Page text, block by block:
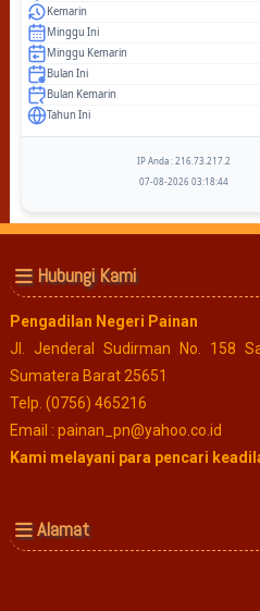
Kemarin
Minggu Ini
Minggu Kemarin
Bulan Ini
Bulan Kemarin
Tahun Ini
IP Anda : 216.73.217.2
07-08-2026 03:18:44
Hubungi Kami
Pengadilan Negeri Painan
Jl. Jenderal Sudirman No. 158
Sumatera Barat 25651
Telp. (0756) 465216
Email : painan_pn@yahoo.co.id
Kami melayani para pencari
Alamat